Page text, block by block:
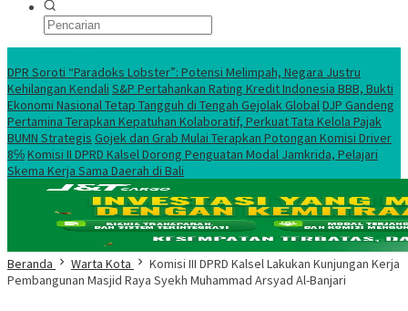
DPR Soroti “Paradoks Lobster”: Potensi Melimpah, Negara Justru
Kehilangan Kendali S&P Pertahankan Rating Kredit Indonesia BBB, Bukti
Ekonomi Nasional Tetap Tangguh di Tengah Gejolak GlobalDJP Gandeng
Pertamina Terapkan Kepatuhan Kolaboratif, Perkuat Tata Kelola Pajak
BUMN Strategis Gojek dan Grab Mulai Terapkan Potongan Komisi Driver
8℅Komisi II DPRD Kalsel Dorong Penguatan Modal Jamkrida, Pelajari
Skema Kerja Sama Daerah di Bali
Beranda Warta Kota
Komisi III DPRD Kalsel Lakukan Kunjungan Kerja
Pembangunan Masjid Raya Syekh Muhammad Arsyad Al-Banjari